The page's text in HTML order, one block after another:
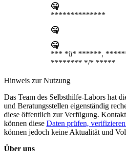
🤐
**************
🤐
🤐
*** *ü* ******,
******** */* *****
Hinweis zur Nutzung
Das Team des Selbsthilfe-Labors hat
und Beratungsstellen eigenständig
diese öffentlich zur Verfügung.
können diese Daten prüfen,
können jedoch keine Aktualität und
Über uns